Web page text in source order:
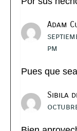
Adam
pm
Pues que
Sibila